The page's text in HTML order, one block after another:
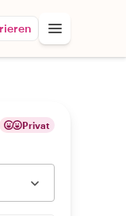
Privat